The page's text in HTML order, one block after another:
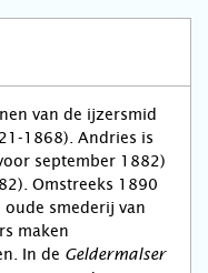
van de ijzersmid
1868). Andries is
september 1882)
Omstreeks 1890
smederij van
maken
In de Geldermalser